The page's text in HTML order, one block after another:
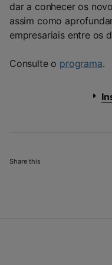
Share this
dar a conhecer os
assim como
empresariais entre os
Consulte o programa.